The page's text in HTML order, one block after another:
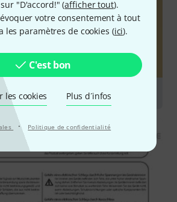
"D'accord!" (afficher tout).
votre consentement à tout
les paramètres de cookies (ici).
C'est bon
les cookies Plus d´infos
· Politique de confidentialité
lampes